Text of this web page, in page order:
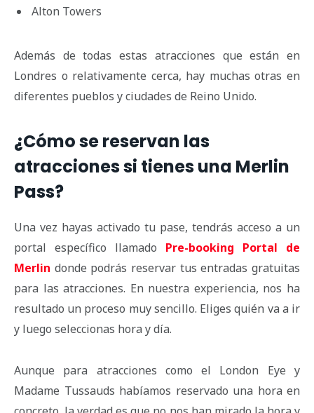
Alton Towers
Además de todas estas atracciones que están en
Londres o relativamente cerca, hay muchas otras en
diferentes pueblos y ciudades de Reino Unido.
¿Cómo se reservan las
atracciones si tienes una Merlin
Pass?
Una vez hayas activado tu pase, tendrás acceso a un
portal específico llamado Pre-booking Portal de
Merlin donde podrás reservar tus entradas gratuitas
para las atracciones. En nuestra experiencia, nos ha
resultado un proceso muy sencillo. Eliges quién va a ir
y luego seleccionas hora y día.
Aunque para atracciones como el London Eye y
Madame Tussauds habíamos reservado una hora en